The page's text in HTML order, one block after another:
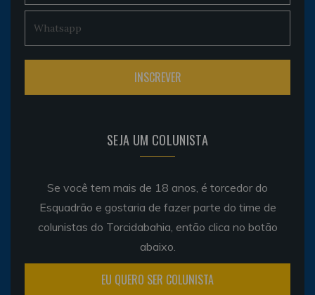
SEJA UM COLUNISTA
Se você tem mais de 18 anos, é torcedor do
Esquadrão e gostaria de fazer parte do time de
colunistas do Torcidabahia, então clica no botão
abaixo.
EU QUERO SER COLUNISTA